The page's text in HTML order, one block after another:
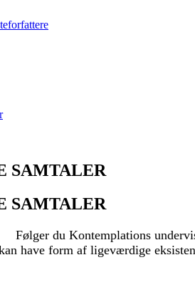
SAMTALER
SAMTALER
Følger du Kontemplations
kan have form af ligeværdige